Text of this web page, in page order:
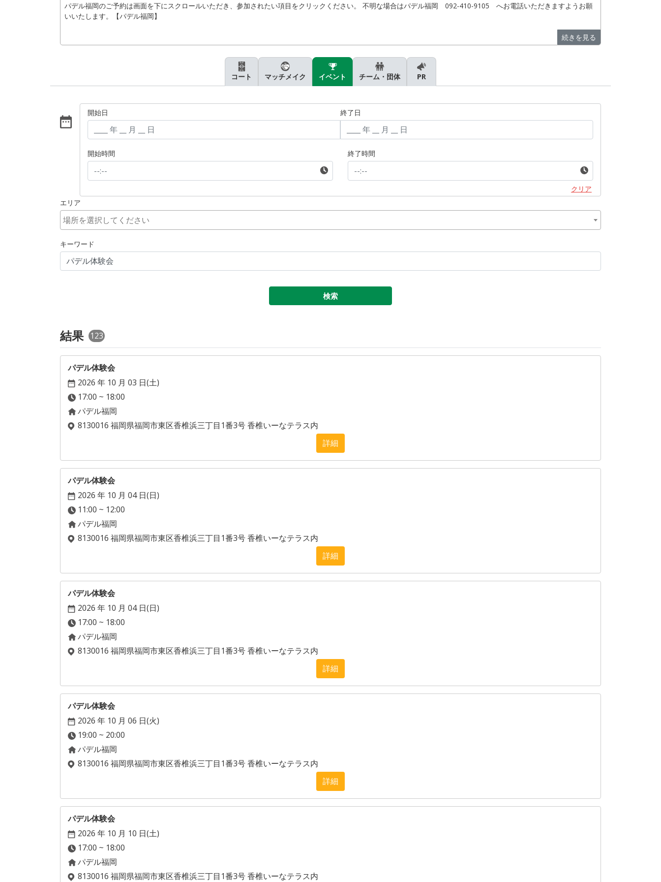
パデル福岡のご予約は画面を下にスクロールいただき、参加されたい項目をクリックください。 不明な場合はパデル福岡 092-410-9105 へお電話いただきますようお願
いいたします。【パデル福岡】
続きを見る
コート マッチメイク イベント チーム・団体 PR
開始日 終了日
開始時間 終了時間
クリア
エリア
キーワード
結果 123
パデル体験会
2026 年 10 月 03 日(土)
17:00 ~ 18:00
パデル福岡
8130016 福岡県福岡市東区香椎浜三丁目1番3号 香椎いーなテラス内
詳細
パデル体験会
2026 年 10 月 04 日(日)
11:00 ~ 12:00
パデル福岡
8130016 福岡県福岡市東区香椎浜三丁目1番3号 香椎いーなテラス内
詳細
パデル体験会
2026 年 10 月 04 日(日)
17:00 ~ 18:00
パデル福岡
8130016 福岡県福岡市東区香椎浜三丁目1番3号 香椎いーなテラス内
詳細
パデル体験会
2026 年 10 月 06 日(火)
19:00 ~ 20:00
パデル福岡
8130016 福岡県福岡市東区香椎浜三丁目1番3号 香椎いーなテラス内
詳細
パデル体験会
2026 年 10 月 10 日(土)
17:00 ~ 18:00
パデル福岡
8130016 福岡県福岡市東区香椎浜三丁目1番3号 香椎いーなテラス内